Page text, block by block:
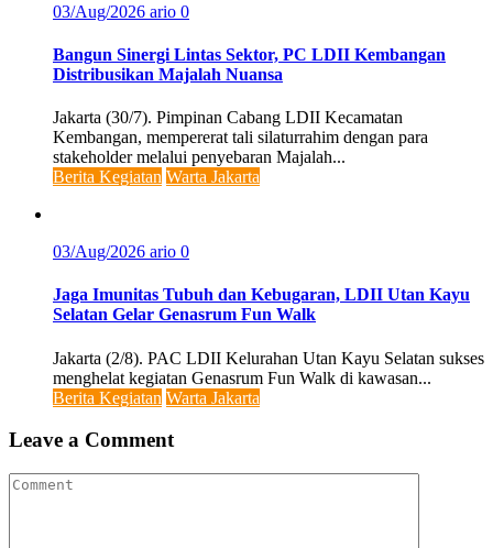
03/Aug/2026 ario 0
Bangun Sinergi Lintas Sektor, PC LDII Kembangan
Distribusikan Majalah Nuansa
Jakarta (30/7). Pimpinan Cabang LDII Kecamatan
Kembangan, mempererat tali silaturrahim dengan para
stakeholder melalui penyebaran Majalah...
Berita Kegiatan Warta Jakarta
03/Aug/2026 ario 0
Jaga Imunitas Tubuh dan Kebugaran, LDII Utan Kayu
Selatan Gelar Genasrum Fun Walk
Jakarta (2/8). PAC LDII Kelurahan Utan Kayu Selatan sukses
menghelat kegiatan Genasrum Fun Walk di kawasan...
Berita Kegiatan Warta Jakarta
Leave a Comment